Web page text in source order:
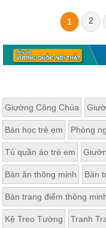
1 2
Giường Công Chúa
Bàn học trẻ em Phòng
Tủ quần áo trẻ em
Bàn ăn thông minh Bàn
Bàn trang điểm thông
Kệ Treo Tường Tranh